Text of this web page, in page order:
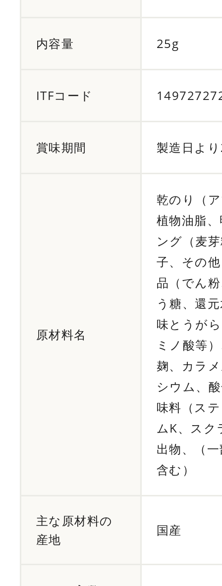
内容量 25g
ITFコード
賞味期間 製造日よ
原材料名
乾のり（
植物油脂
ング（麦
子、その
品（でん
う糖、還
味とうが
ミノ酸等
麹、カラ
シウム、
味料（ス
ムK、スク
出物、（
含む）
主な原材料の
産地
国産